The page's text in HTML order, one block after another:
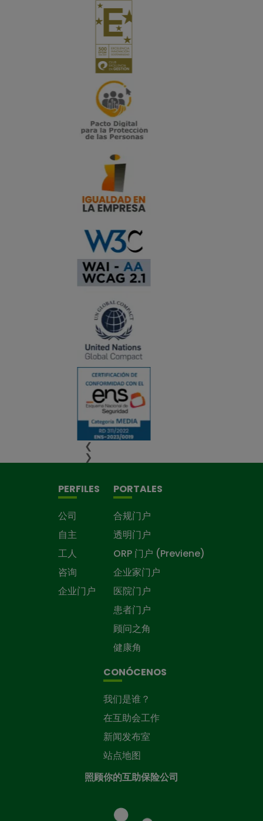
❮
❯
PERFILES
公司
自主
工人
咨询
企业门户
PORTALES
合规门户
透明门户
ORP 门户 (Previene)
企业家门户
医院门户
患者门户
顾问之角
健康角
CONÓCENOS
我们是谁？
在互助会工作
新闻发布室
站点地图
照顾你的互助保险公司